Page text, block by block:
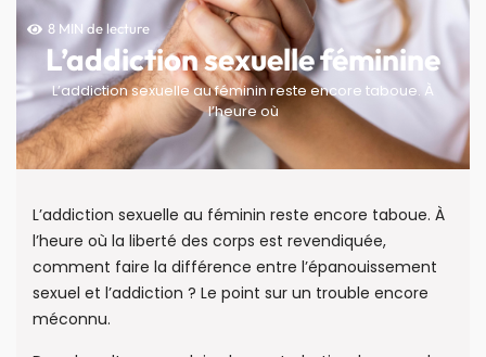
8 MIN de lecture
L’addiction sexuelle féminine
L’addiction sexuelle au féminin reste encore taboue. À
l’heure où
L’addiction sexuelle au féminin reste encore taboue. À
l’heure où la liberté des corps est revendiquée,
comment faire la différence entre l’épanouissement
sexuel et l’addiction ? Le point sur un trouble encore
méconnu.